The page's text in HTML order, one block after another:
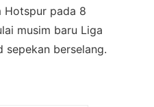
Hotspur pada 8
musim baru Liga
berselang.